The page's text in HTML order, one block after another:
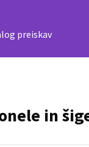
preiskav
in